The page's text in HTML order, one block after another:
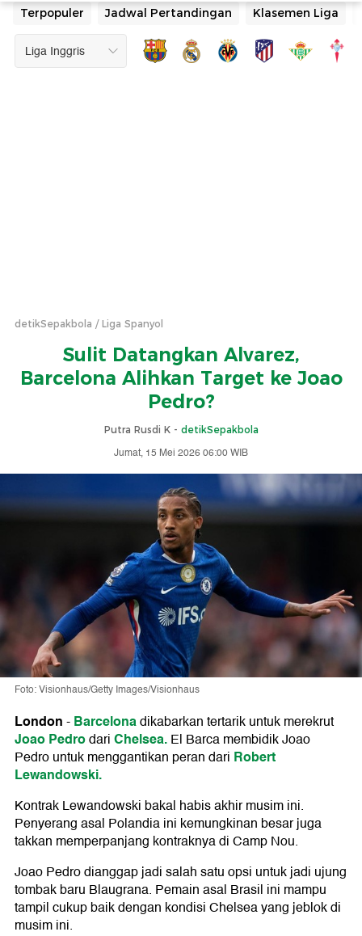
Terpopuler
Jadwal Pertandingan Klasemen Liga
detikSepakbola Liga Spanyol
Sulit Datangkan Alvarez,
Barcelona Alihkan Target ke Joao
Pedro?
Putra Rusdi K - detikSepakbola
Jumat, 15 Mei 2026 06:00 WIB
Foto: Visionhaus/Getty Images/Visionhaus
London-Barcelonadikabarkan tertarik untuk merekrut
Joao PedrodariChelsea.El Barca membidik Joao
Pedro untuk menggantikan peran dari Robert
Lewandowski.
Kontrak Lewandowski bakal habis akhir musim ini.
Penyerang asal Polandia ini kemungkinan besar juga
takkan memperpanjang kontraknya di Camp Nou.
Joao Pedro dianggap jadi salah satu opsi untuk jadi ujung
tombak baru Blaugrana. Pemain asal Brasil ini mampu
tampil cukup baik dengan kondisi Chelsea yang jeblok di
musim ini.